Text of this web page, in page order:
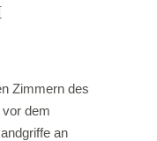
Zimmern des
dem
an